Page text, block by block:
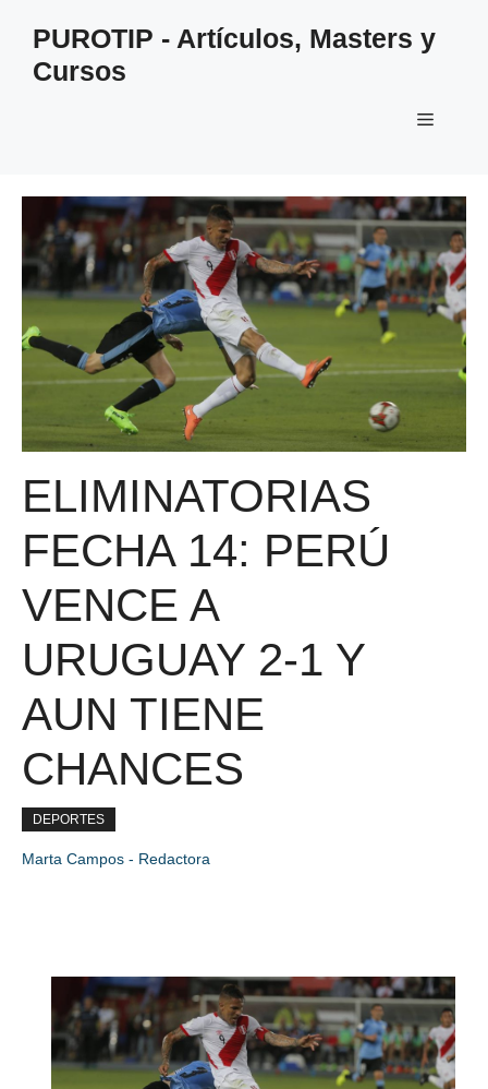
contenido
PUROTIP - Artículos, Masters y
Cursos
Menú
ELIMINATORIAS
FECHA 14: PERÚ
VENCE A
URUGUAY 2-1 Y
AUN TIENE
CHANCES
DEPORTES
Marta Campos - Redactora